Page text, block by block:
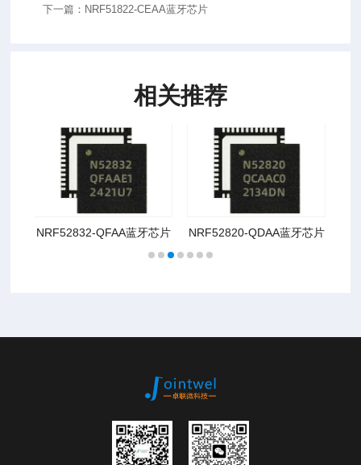
下一篇：NRF51822-CEAA蓝牙芯片
相关推荐
NRF52820-QDAA蓝牙芯片 NRF52810-QFAA蓝牙芯片